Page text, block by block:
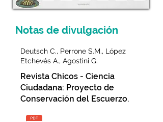
Notas de divulgación
Deutsch C., Perrone S.M., López
Etchevés A., Agostini G.
Revista Chicos - Ciencia
Ciudadana: Proyecto de
Conservación del Escuerzo.